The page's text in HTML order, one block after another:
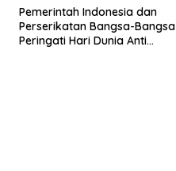
Pemerintah Indonesia dan
Perserikatan Bangsa-Bangsa
Peringati Hari Dunia Anti